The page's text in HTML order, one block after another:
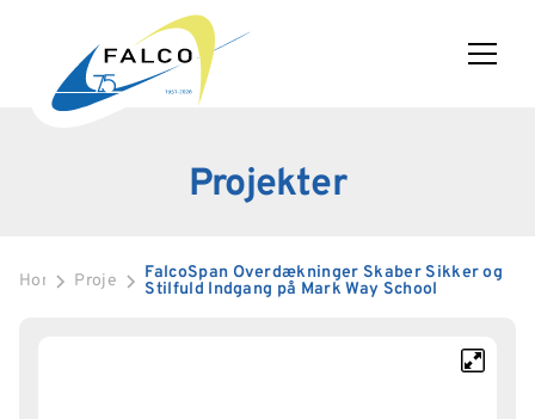
Projekter
Home ProjekterFalcoSpan Overdækninger Skaber Sikker og
Stilfuld Indgang på Mark Way School